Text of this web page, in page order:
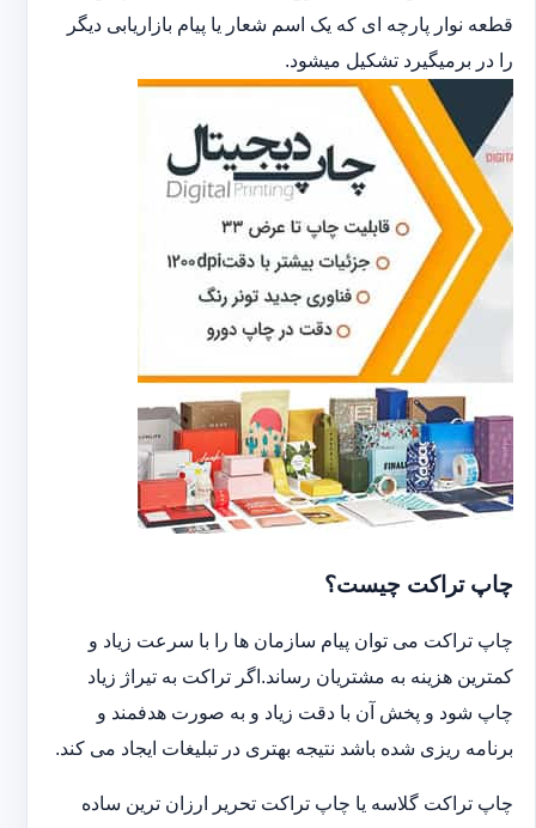
قطعه نوار پارچه ای که یک اسم شعار یا پیام بازاریابی دیگر
را در برمیگیرد تشکیل میشود.
چاپ تراکت چیست؟
چاپ تراکت می توان پیام سازمان ها را با سرعت زیاد و
کمترین هزینه به مشتریان رساند.اگر تراکت به تیراژ زیاد
چاپ شود و پخش آن با دقت زیاد و به صورت هدفمند و
برنامه ریزی شده باشد نتیجه بهتری در تبلیغات ایجاد می کند.
چاپ تراکت گلاسه یا چاپ تراکت تحریر ارزان ترین ساده